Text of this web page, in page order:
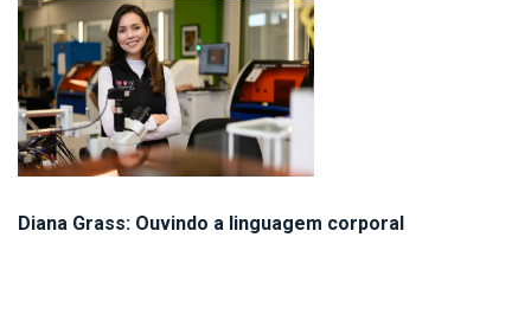
Diana Grass: Ouvindo a linguagem corporal